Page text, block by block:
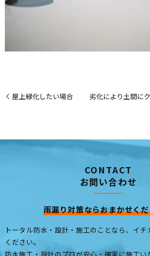
屋上緑化したい場合 劣化により土間に
CONTACT
お問い合わせ
雨漏り対策ならおまかせく
トータル防水・設計・施工のことなら、イ
ください。
防水施工・設計のプロが安心・確実に施工い